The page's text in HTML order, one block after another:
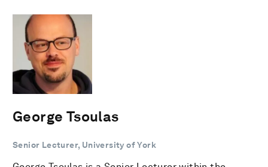
George Tsoulas
Senior Lecturer, University of York